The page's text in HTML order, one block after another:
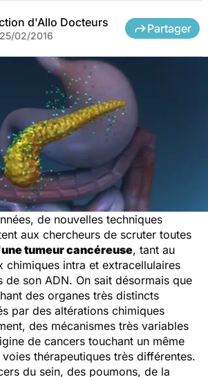
d'Allo Docteurs
25/02/2016
Partager
de nouvelles techniques
aux chercheurs de scruter toutes
tumeur cancéreuse, tant au
chimiques intra et extracellulaires
de son ADN. On sait désormais que
des organes très distincts
par des altérations chimiques
des mécanismes très variables
de cancers touchant un même
thérapeutiques très différentes.
du sein, des poumons, de la